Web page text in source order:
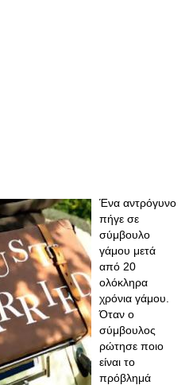
Ένα αντρόγυνο
πήγε σε
σύμβουλο
γάμου μετά
από 20
ολόκληρα
χρόνια γάμου.
Όταν ο
σύμβουλος
ρώτησε ποιο
είναι το
πρόβλημά